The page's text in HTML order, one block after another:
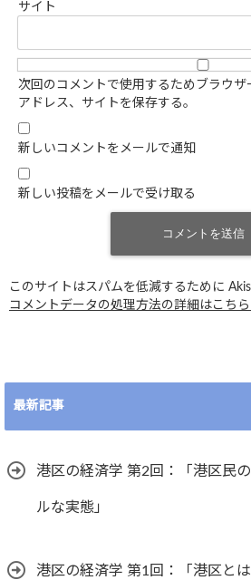
サイト
次回のコメントで使用するためブラウ
アドレス、サイトを保存する。
新しいコメントをメールで通知
新しい投稿をメールで受け取る
このサイトはスパムを低減するために
コメントデータの処理方法の詳細はこち
最新記事
港区の経済学 第2回：「港区民
ルな実態」
港区の経済学 第1回：「港区と